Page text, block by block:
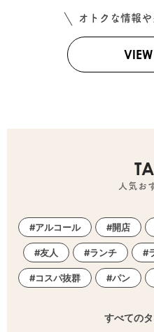
オトクな情報
人気お
アルコール 開店
友人 ランチ
コスパ抜群 パン
すべての